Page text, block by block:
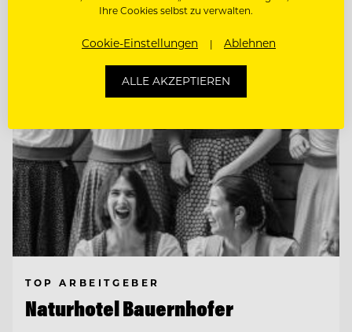
Entdecke alle Jobs
TOP ARBEITGEBER
Naturhotel Bauernhofer
Ihre Cookies selbst zu verwalten.
Cookie-Einstellungen Ablehnen
ALLE AKZEPTIEREN